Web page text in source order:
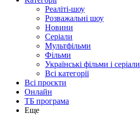
Реаліті-шоу
Розважальні шоу
Новини
Серіали
Мультфільми
Фільми
Українські фільми і серіали
Всі категорії
Всі проєкти
Онлайн
ТБ програма
Еще